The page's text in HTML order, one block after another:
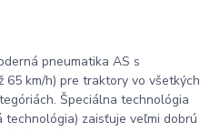
pneumatika AS s
km/h) pre traktory vo všetkých
Špeciálna technológia
zaisťuje veľmi dobrú